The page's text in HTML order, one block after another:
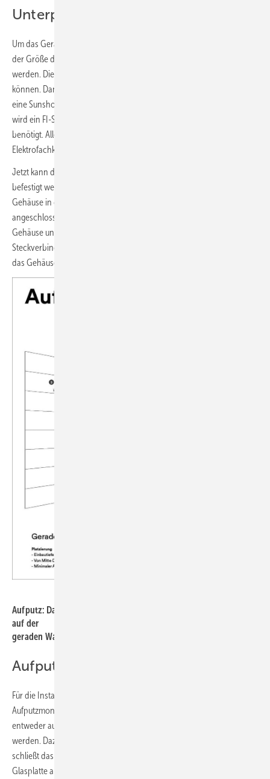
Unterputzinstallation
Um das Gerät unter Putz einzubauen, muss zunächst entsprechend
der Größe der Installationsbox eine Aussparung in der Wand angelegt
werden. Die Unterseite der Aussparung sollte mindestens 30 kg tragen
können. Dann wird das Stromkabel in die Installationsbox gelegt. Für
eine Sunshower ist ein separater Strom­anschluss erforderlich und es
wird ein FI-Schutzschalter, 230 V/50 Hz mit 16-A-Sicherung
benötigt. Alle elektrischen Arbeiten müssen von einer ausgebildeten
Elektrofachkraft ausgeführt werden.
Jetzt kann die Installationsbox in die Aussparung eingesetzt und
befestigt werden. Sobald die Duschwand gefliest ist, wird das
Gehäuse in die Installationsbox eingesetzt und das Stromkabel
angeschlossen. Danach montiert man die Glasverriegelung in das
Gehäuse und schließt das Displaykabel des Gehäuses an den
Steckverbinder der Glasplatte an. Abschließend wird die Glasplatte in
das Gehäuse eingesetzt und mit der Glasverriegelung fixiert.
Aufputz: Das Gehäuse kann mithilfe des Montagesets entweder
auf der
geraden Wand oder in einer 90-Grad-Ecke befestigt werden.
Aufputzinstallation
Für die Installation auf Putz benötigt man das entsprechende
Aufputzmontageset. Das Gehäuse kann mithilfe des Montagesets
entweder auf der geraden Wand oder in einer 90-Grad-Ecke befestigt
werden. Dazu montiert man die Glasverriegelung in das Gehäuse und
schließt das Display­kabel des Gehäuses an den Steckverbinder der
Glasplatte an. Abschließend setzt man die Glasplatte in das Gehäuse